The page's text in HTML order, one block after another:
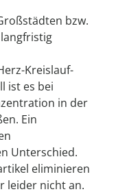
bzw.
Kreislauf-
ist es bei
in der
Ein
Unterschied.
eliminieren
leider nicht an.